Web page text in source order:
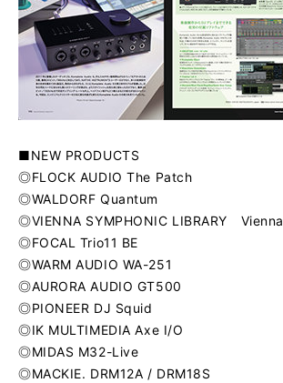
■NEW PRODUCTS
◎FLOCK AUDIO The Patch
◎WALDORF Quantum
◎VIENNA SYMPHONIC LIBRARY
◎FOCAL Trio11 BE
◎WARM AUDIO WA-251
◎AURORA AUDIO GT500
◎PIONEER DJ Squid
◎IK MULTIMEDIA Axe I/O
◎MIDAS M32-Live
◎MACKIE. DRM12A / DRM18S